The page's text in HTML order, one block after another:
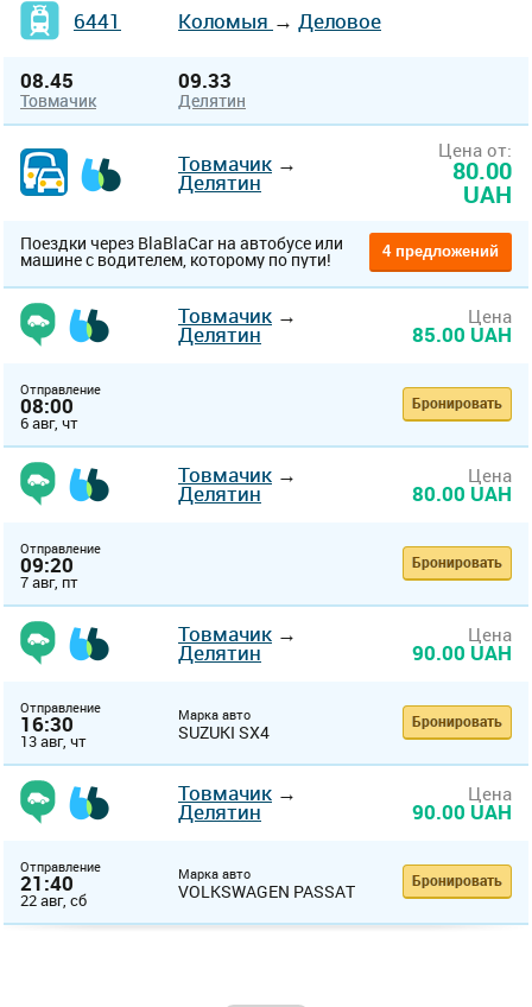
6441 Коломыя → Деловое
08.45
Товмачик
09.33
Делятин
Товмачик →
Делятин
Цена от:
80.00
UAH
Поездки через BlaBlaCar на автобусе или
машине с водителем, которому по пути! 4 предложений
Товмачик →
Делятин
Цена
85.00 UAH
Отправление
08:00
6 авг, чт
Бронировать
Товмачик →
Делятин
Цена
80.00 UAH
Отправление
09:20
7 авг, пт
Бронировать
Товмачик →
Делятин
Цена
90.00 UAH
Отправление
16:30
13 авг, чт
Марка авто
SUZUKI SX4 Бронировать
Товмачик →
Делятин
Цена
90.00 UAH
Отправление
21:40
22 авг, сб
Марка авто
VOLKSWAGEN PASSAT Бронировать